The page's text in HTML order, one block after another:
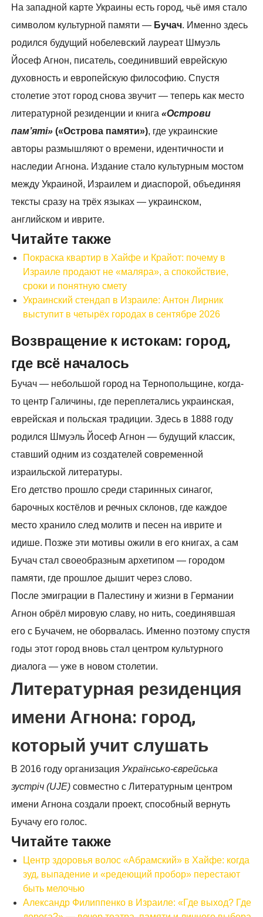
На западной карте Украины есть город, чьё имя стало
символом культурной памяти — Бучач. Именно здесь
родился будущий нобелевский лауреат Шмуэль
Йосеф Агнон, писатель, соединивший еврейскую
духовность и европейскую философию. Спустя
столетие этот город снова звучит — теперь как место
литературной резиденции и книга«Острови
пам’яті» («Острова памяти»), где украинские
авторы размышляют о времени, идентичности и
наследии Агнона. Издание стало культурным мостом
между Украиной, Израилем и диаспорой, объединяя
тексты сразу на трёх языках — украинском,
английском и иврите.
Читайте также
Покраска квартир в Хайфе и Крайот: почему в
Израиле продают не «маляра», а спокойствие,
сроки и понятную смету
Украинский стендап в Израиле: Антон Лирник
выступит в четырёх городах в сентябре 2026
Возвращение к истокам: город,
где всё началось
Бучач — небольшой город на Тернопольщине, когда-
то центр Галичины, где переплетались украинская,
еврейская и польская традиции. Здесь в 1888 году
родился Шмуэль Йосеф Агнон — будущий классик,
ставший одним из создателей современной
израильской литературы.
Его детство прошло среди старинных синагог,
барочных костёлов и речных склонов, где каждое
место хранило след молитв и песен на иврите и
идише. Позже эти мотивы ожили в его книгах, а сам
Бучач стал своеобразным архетипом — городом
памяти, где прошлое дышит через слово.
После эмиграции в Палестину и жизни в Германии
Агнон обрёл мировую славу, но нить, соединявшая
его с Бучачем, не оборвалась. Именно поэтому спустя
годы этот город вновь стал центром культурного
диалога — уже в новом столетии.
Литературная резиденция
имени Агнона: город,
который учит слушать
В 2016 году организацияУкраїнсько-єврейська
зустріч (UJE) совместно с Литературным центром
имени Агнона создали проект, способный вернуть
Бучачу его голос.
Читайте также
Центр здоровья волос «Абрaмский» в Хайфе: когда
зуд, выпадение и «редеющий пробор» перестают
быть мелочью
Александр Филиппенко в Израиле: «Где выход? Где